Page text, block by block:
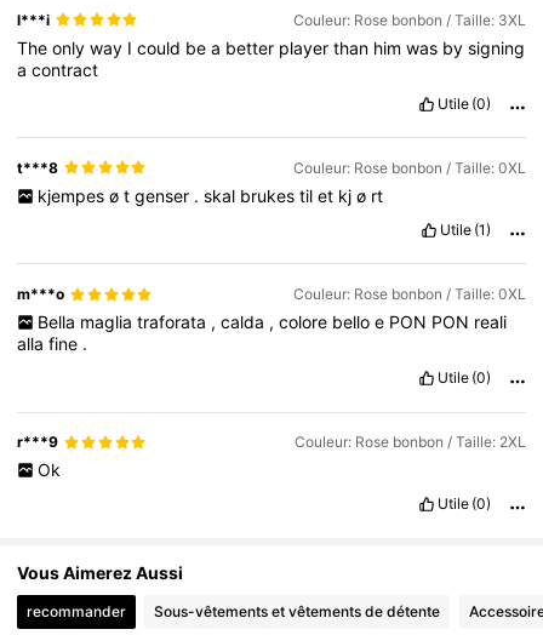
l***i Couleur: Rose bonbon / Taille: 3XL
Theonlyway Icould bea better playerthan himwas bysigning
acontract
Utile (0)
t***8 Couleur: Rose bonbon / Taille: 0XL
kjempes ø t genser . skal brukes til et kj ø rt
Utile (1)
m***o Couleur: Rose bonbon / Taille: 0XL
Bella maglia traforata , calda , colore bello e PON PON reali
allafine .
Utile (0)
r***9 Couleur: Rose bonbon / Taille: 2XL
Ok
Utile (0)
Vous Aimerez Aussi
recommander Sous-vêtements et vêtements de détente